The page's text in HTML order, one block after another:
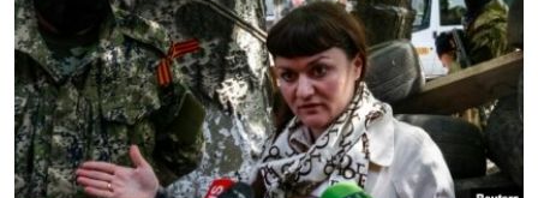
Learning English
СОЦИАЛЬНЫЕ СЕТИ